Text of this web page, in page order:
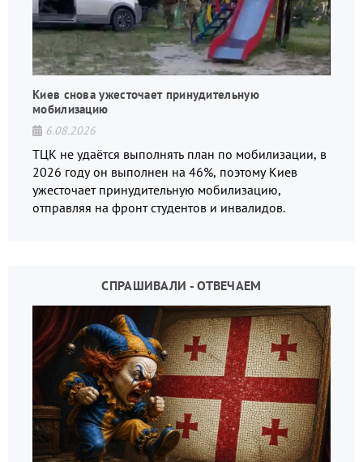
Киев снова ужесточает принудительную
мобилизацию
6.08.2026
ТЦК не удаётся выполнять план по мобилизации, в
2026 году он выполнен на 46%, поэтому Киев
ужесточает принудительную мобилизацию,
отправляя на фронт студентов и инвалидов.
СПРАШИВАЛИ - ОТВЕЧАЕМ